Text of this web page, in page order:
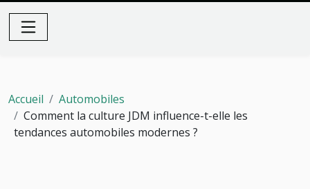
Accueil
Automobiles
Comment la culture JDM influence-t-elle les
tendances automobiles modernes ?